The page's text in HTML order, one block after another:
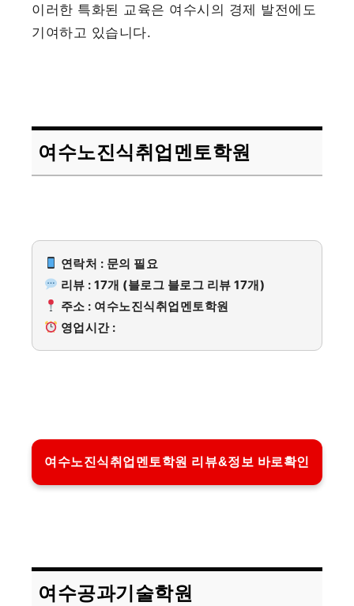
이러한 특화된 교육은 여수시의 경제 발전에도
기여하고 있습니다.
여수노진식취업멘토학원
연락처 : 문의 필요
리뷰 : 17개 (블로그 블로그 리뷰 17개)
주소 : 여수노진식취업멘토학원
영업시간 :
여수노진식취업멘토학원 리뷰&정보 바로확인
여수공과기술학원